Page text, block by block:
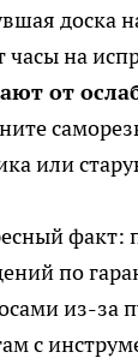
доска
часы на
от
или
факт:
по
из-за
с